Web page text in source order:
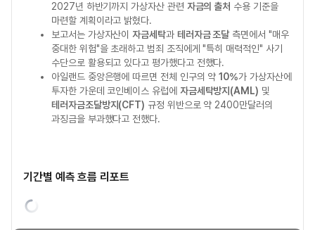
2027년 하반기까지 가상자산 관련 자금의 출처 수용 기준을
마련할 계획이라고 밝혔다.
보고서는 가상자산이자금세탁과 테러자금 조달측면에서 "매우
중대한 위험"을 초래하고 범죄 조직에게 "특히 매력적인" 사기
수단으로 활용되고 있다고 평가했다고 전했다.
아일랜드 중앙은행에 따르면 전체 인구의 약10%가 가상자산에
투자한 가운데 코인베이스 유럽에 자금세탁방지(AML) 및
테러자금조달방지(CFT) 규정 위반으로 약 2400만달러의
과징금을 부과했다고 전했다.
기간별 예측 흐름 리포트